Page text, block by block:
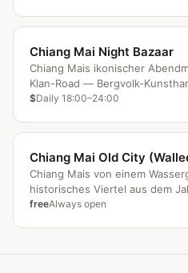
Chiang Mai Night Bazaar
Chiang Mais ikonischer
Klan-Road — Bergvolk-
Silberschmuck und
$Daily 18:00–24:00
Chiang Mai Old City
Chiang Mais von einem
historisches Viertel aus dem
Tempeln in Gehdistanz
freeAlways open